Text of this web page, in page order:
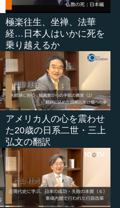
極楽往生、坐禅、法華
経…日本人はいかに死を
乗り越えるか
アメリカ人の心を震わせ
た20歳の日系二世・三上
弘文の翻訳